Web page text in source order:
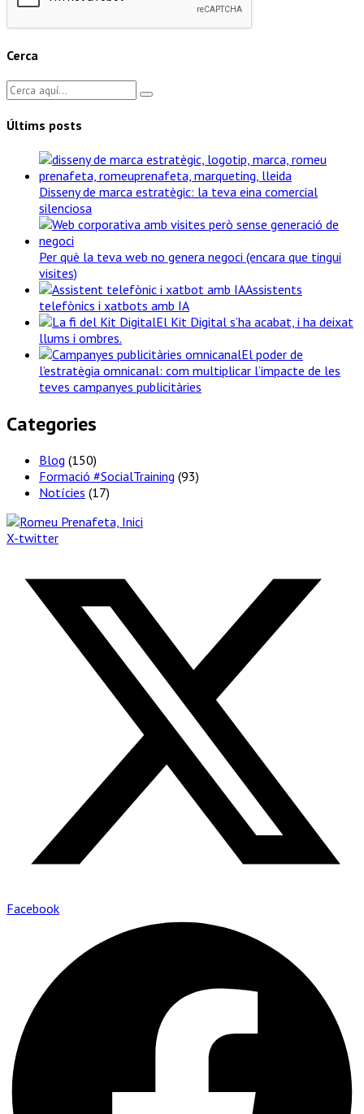
Cerca
Últims posts
Disseny de marca estratègic: la teva eina comercial
silenciosa
Per què la teva web no genera negoci (encara que tingui
visites)
Assistents
telefònics i xatbots amb IA
El Kit Digital s’ha acabat, i ha deixat
llums i ombres.
El poder de
l’estratègia omnicanal: com multiplicar l’impacte de les
teves campanyes publicitàries
Categories
Blog (150)
Formació #SocialTraining (93)
Notícies (17)
X-twitter
Facebook